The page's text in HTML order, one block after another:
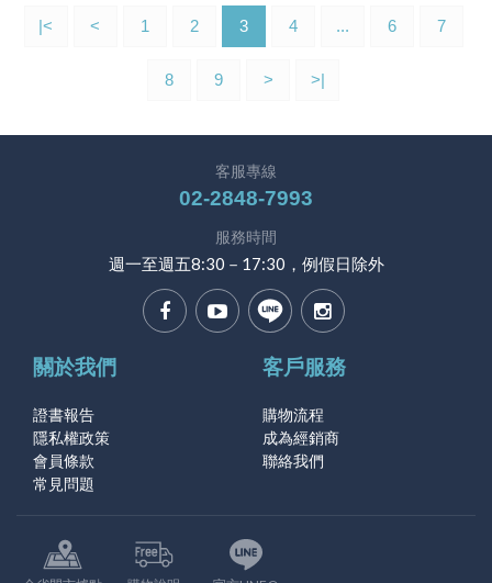
|< < 1 2 3 4 ... 6 7
8 9 > >|
客服專線
02-2848-7993
服務時間
週一至週五8:30－17:30，例假日除外
關於我們
證書報告
隱私權政策
會員條款
常見問題
客戶服務
購物流程
成為經銷商
聯絡我們